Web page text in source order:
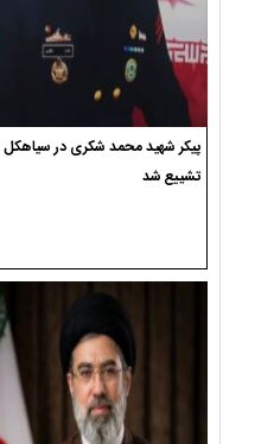
پیکر شهید محمد شکری در سیاهکل
تشییع شد